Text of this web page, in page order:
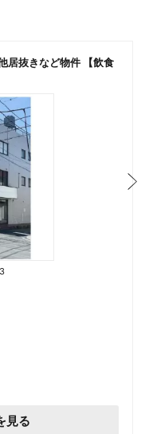
居抜きなど物件 【飲食
見る